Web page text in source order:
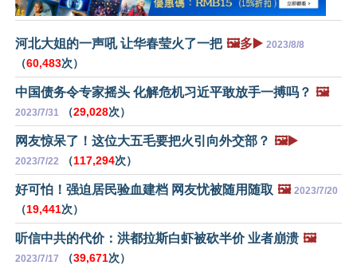
河北大姐的一声吼 让华春莹火了一把 🖼️多▶️ 2023/8/8
（60,483次）
中国债务令专家摇头 化解危机习近平敢放手一搏吗？ 🖼️
2023/7/31 （29,028次）
网友惊呆了！这位大五毛要把火引向外交部？ 🖼️▶️
2023/7/22 （117,294次）
好可怕！强迫居民验血建档 网友忧被随用随取 🖼️ 2023/7/20
（19,441次）
听信中共的代价：洪都拉斯白虾被砍半价 业者崩溃 🖼️
2023/7/17 （39,671次）